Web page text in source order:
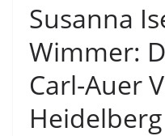
Susanna
Wimmer:
Carl-Auer